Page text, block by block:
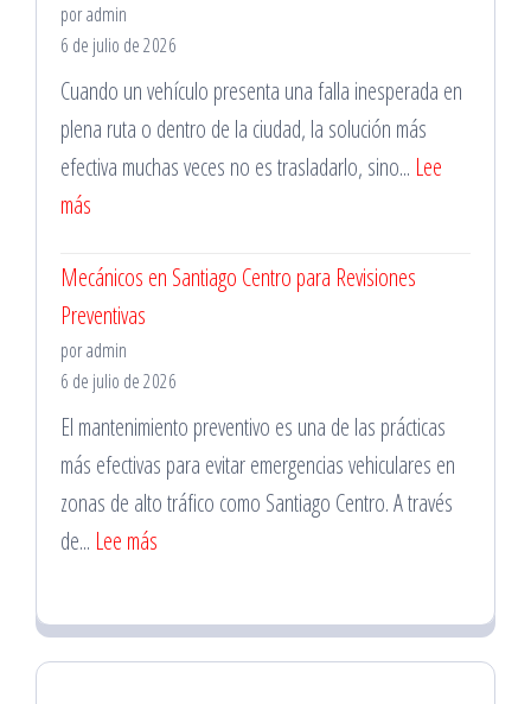
para
Vehículos
de
por admin
6 de julio de 2026
Cuando un vehículo presenta una falla inesperada en
plena ruta o dentro de la ciudad, la solución más
efectiva muchas veces no es trasladarlo, sino... Lee
más
a
Domicilio
en
La
Florida
para
Emergencias
Mecánicos en Santiago Centro para Revisiones
Preventivas
por admin
6 de julio de 2026
El mantenimiento preventivo es una de las prácticas
más efectivas para evitar emergencias vehiculares en
zonas de alto tráfico como Santiago Centro. A través
de... Lee más
Santiago